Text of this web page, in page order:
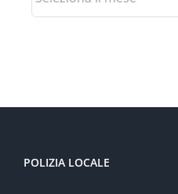
POLIZIA LOCALE